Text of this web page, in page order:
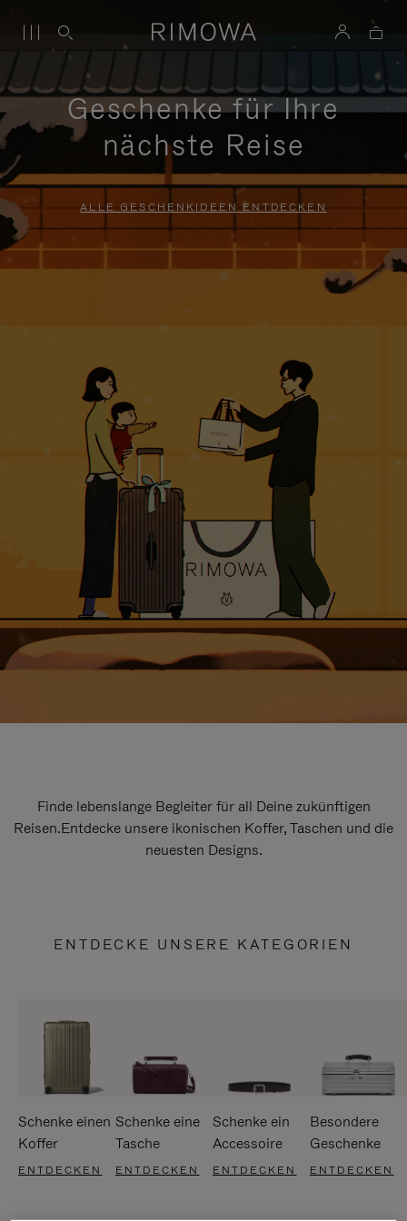
Geschenke für Ihre
nächste Reise
ALLE GESCHENKIDEEN ENTDECKEN
Finde lebenslange Begleiter für all Deine zukünftigen
Reisen.Entdecke unsere ikonischen Koffer, Taschen und die
neuesten Designs.
ENTDECKE UNSERE KATEGORIEN
Schenke einen
Koffer
ENTDECKEN
Schenke eine
Tasche
ENTDECKEN
Schenke ein
Accessoire
ENTDECKEN
Besondere
Geschenke
ENTDECKEN